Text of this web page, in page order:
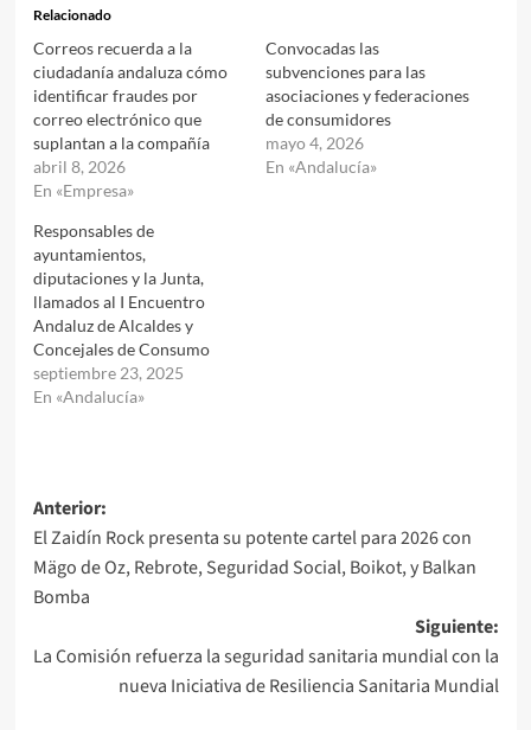
Relacionado
Correos recuerda a la
ciudadanía andaluza cómo
identificar fraudes por
correo electrónico que
suplantan a la compañía
abril 8, 2026
En «Empresa»
Convocadas las
subvenciones para las
asociaciones y federaciones
de consumidores
mayo 4, 2026
En «Andalucía»
Responsables de
ayuntamientos,
diputaciones y la Junta,
llamados al I Encuentro
Andaluz de Alcaldes y
Concejales de Consumo
septiembre 23, 2025
En «Andalucía»
Navegación
de
entradas
Anterior:
El Zaidín Rock presenta su potente cartel para 2026 con
Mägo de Oz, Rebrote, Seguridad Social, Boikot, y Balkan
Bomba
Siguiente:
La Comisión refuerza la seguridad sanitaria mundial con la
nueva Iniciativa de Resiliencia Sanitaria Mundial